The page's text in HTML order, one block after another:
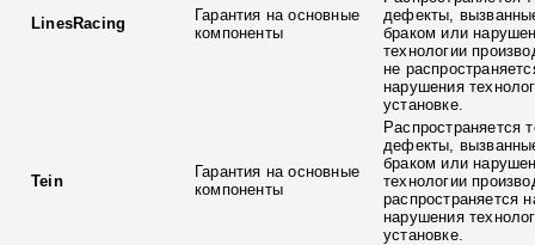
LinesRacing
Гарантия на основные
компоненты
дефекты,
браком или
технологии
не
нарушения
установке.
Tein
Гарантия на основные
компоненты
Распространяется
дефекты,
браком или
технологии
распространяется
нарушения
установке.